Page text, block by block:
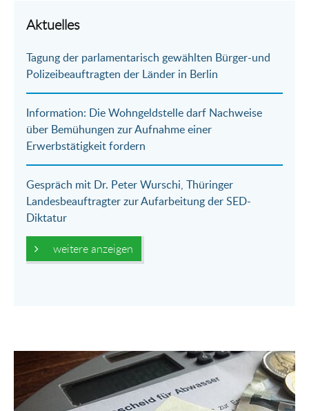
per
Mail
auf
Aktuelles
Tagung der parlamentarisch gewählten Bürger-und
Polizeibeauftragten der Länder in Berlin
Information: Die Wohngeldstelle darf Nachweise
über Bemühungen zur Aufnahme einer
Erwerbstätigkeit fordern
Gespräch mit Dr. Peter Wurschi, Thüringer
Landesbeauftragter zur Aufarbeitung der SED-
Diktatur
weitere anzeigen